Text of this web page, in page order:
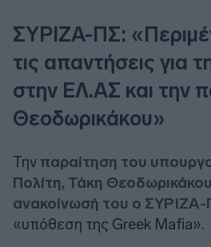
ΣΥΡΙΖΑ-ΠΣ:
τις απαντήσεις για
στην ΕΛ.ΑΣ και την
Θεοδωρικάκου»
Την παραίτηση του
Πολίτη, Τάκη
ανακοίνωσή του ο
«υπόθεση της Greek Mafia».